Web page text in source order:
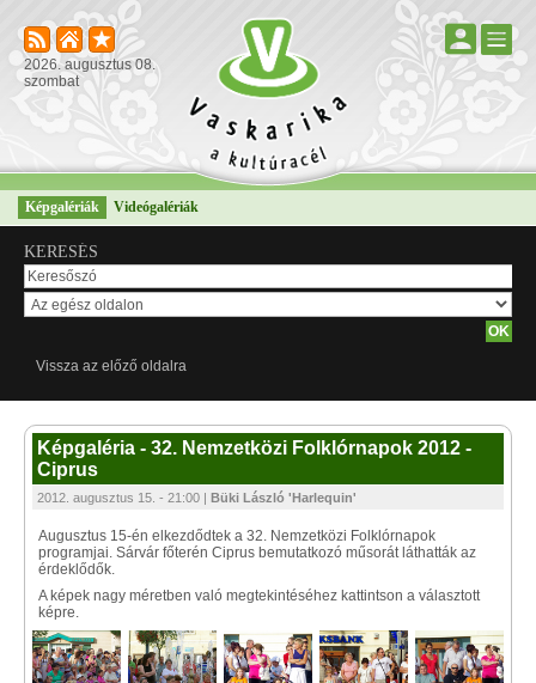
2026. augusztus 08.
szombat
Képgalériák Videógalériák
KERESÉS
Vissza az előző oldalra
Képgaléria - 32. Nemzetközi Folklórnapok 2012 -
Ciprus
2012. augusztus 15. - 21:00 | Büki László 'Harlequin'
Augusztus 15-én elkezdődtek a 32. Nemzetközi Folklórnapok
programjai. Sárvár főterén Ciprus bemutatkozó műsorát láthatták az
érdeklődők.
A képek nagy méretben való megtekintéséhez kattintson a választott
képre.